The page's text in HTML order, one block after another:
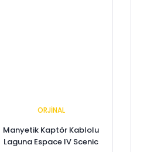
ORJİNAL
Manyetik Kaptör Kablolu
Laguna Espace IV Scenic